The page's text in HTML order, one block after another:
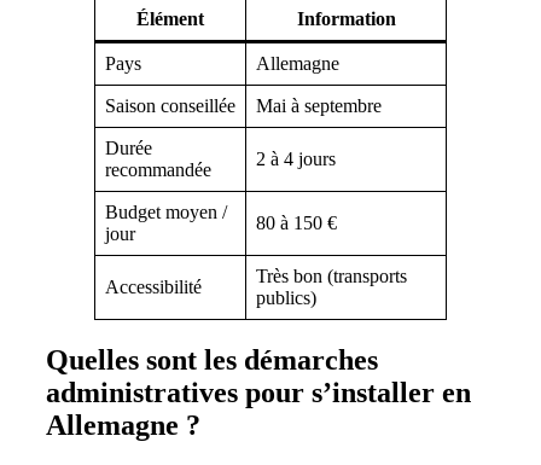
Élément Information
Pays Allemagne
Saison conseillée Mai à septembre
Durée
recommandée
2 à 4 jours
Budget moyen /
jour
80 à 150 €
Accessibilité
Très bon (transports
publics)
Quelles sont les démarches
administratives pour s’installer en
Allemagne ?